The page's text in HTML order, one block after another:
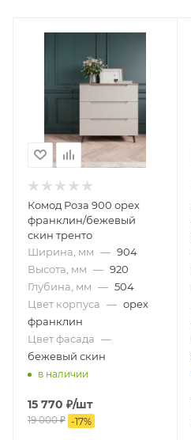
Комод Роза 900 орех
франклин/бежевый
скин тренто
Ширина, мм — 904
Высота, мм — 920
Глубина, мм — 504
Цвет корпуса — орех
франклин
Цвет фасада —
бежевый скин
в наличии
15 770 ₽/шт
19 000₽ -17%